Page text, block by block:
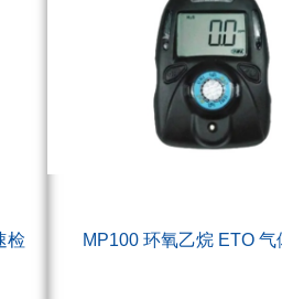
检 MP100 环氧乙烷 ETO 气